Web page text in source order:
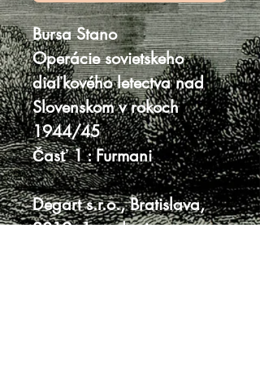
Bursa Stano
Operácie sovietskeho
diaľkového letectva nad
Slovenskom v rokoch
1944/45
Časť 1 : Furmani
Degart s.r.o., Bratislava,
2019, 1. vydanie